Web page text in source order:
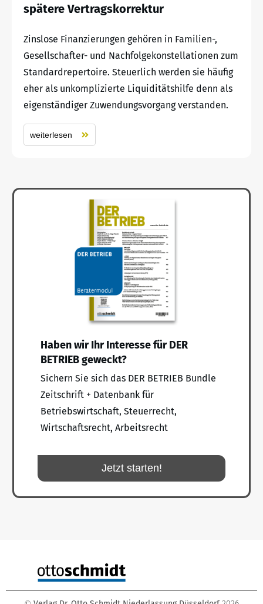
spätere Vertragskorrektur
Zinslose Finanzierungen gehören in Familien-,
Gesellschafter- und Nachfolgekonstellationen zum
Standardrepertoire. Steuerlich werden sie häufig
eher als unkomplizierte Liquiditätshilfe denn als
eigenständiger Zuwendungsvorgang verstanden.
weiterlesen
Haben wir Ihr Interesse für DER
BETRIEB geweckt?
Sichern Sie sich das DER BETRIEB Bundle
Zeitschrift + Datenbank für
Betriebswirtschaft, Steuerrecht,
Wirtschaftsrecht, Arbeitsrecht
Jetzt starten!